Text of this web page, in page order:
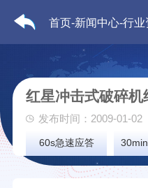
首页-新闻中心-行业
红星冲击式破碎机
发布时间：2009-01-02
60s急速应答